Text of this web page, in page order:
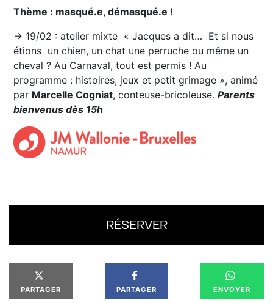
Thème : masqué.e, démasqué.e !
→ 19/02 : atelier mixte « Jacques a dit… Et si nous
étions un chien, un chat une perruche ou même un
cheval ? Au Carnaval, tout est permis ! Au
programme : histoires, jeux et petit grimage », animé
par Marcelle Cogniat, conteuse-bricoleuse.Parents
bienvenus dès 15h
RÉSERVER
PARTAGER PARTAGER ENVOYER